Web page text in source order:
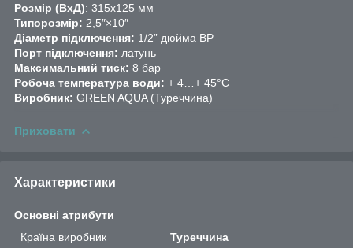
Розмір (ВхД): 315х125 мм
Типорозмір: 2,5″×10″
Діаметр підключення: 1/2” дюйма ВР
Порт підключення: латунь
Максимальний тиск: 8 бар
Робоча температура води: + 4…+ 45°C
Виробник: GREEN AQUA (Туреччина)
Приховати
Характеристики
Основні атрибути
Країна виробник
Туреччина